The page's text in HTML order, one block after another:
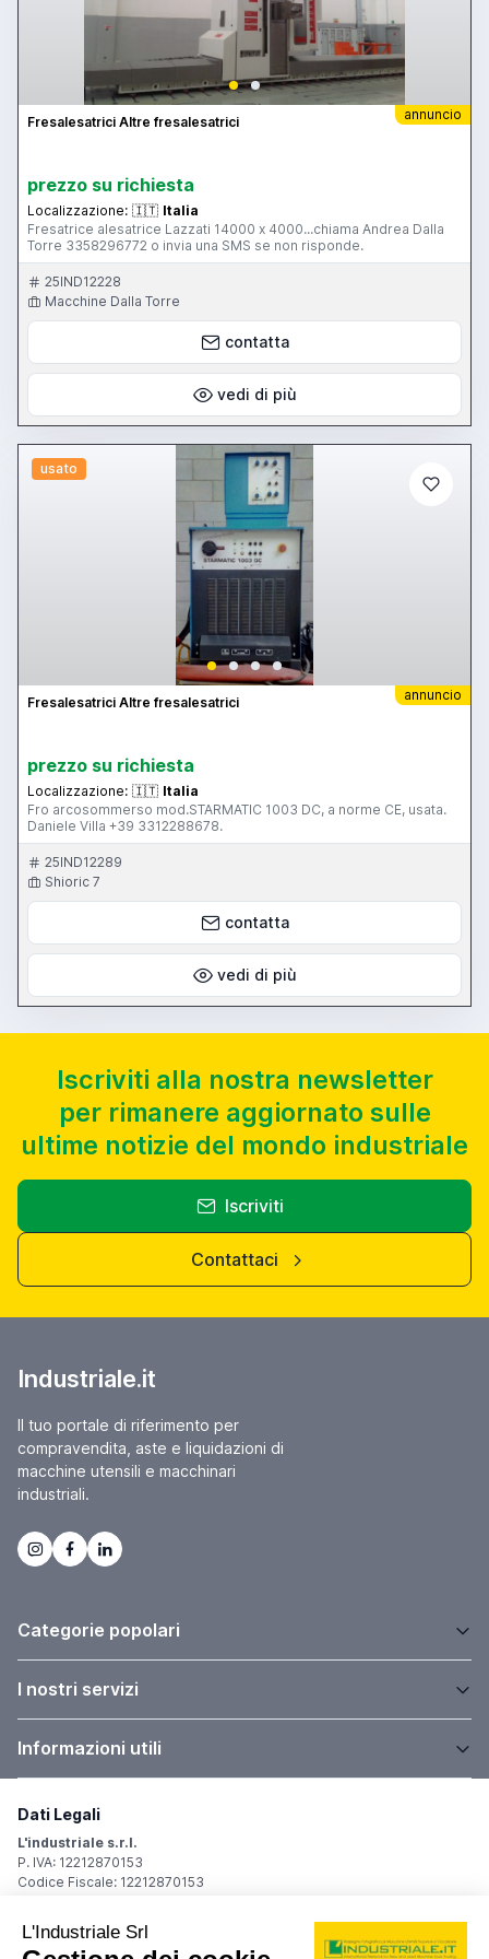
annuncio
Fresalesatrici Altre fresalesatrici
prezzo su richiesta
Localizzazione: 🇮🇹 Italia
Fresatrice alesatrice Lazzati 14000 x 4000...chiama Andrea Dalla
Torre 3358296772 o invia una SMS se non risponde.
25IND12228
Macchine Dalla Torre
contatta
vedi di più
usato
annuncio
Fresalesatrici Altre fresalesatrici
prezzo su richiesta
Localizzazione: 🇮🇹 Italia
Fro arcosommerso mod.STARMATIC 1003 DC, a norme CE, usata.
Daniele Villa +39 3312288678.
25IND12289
Shioric 7
contatta
vedi di più
Iscriviti alla nostra newsletter
per rimanere aggiornato sulle
ultime notizie del mondo industriale
Iscriviti
Contattaci
Industriale.it
Il tuo portale di riferimento per
compravendita, aste e liquidazioni di
macchine utensili e macchinari
industriali.
Categorie popolari
I nostri servizi
Informazioni utili
Dati Legali
L'industriale s.r.l.
P. IVA: 12212870153
Codice Fiscale: 12212870153
Sede Legale
Via Carlo Dolci, 32